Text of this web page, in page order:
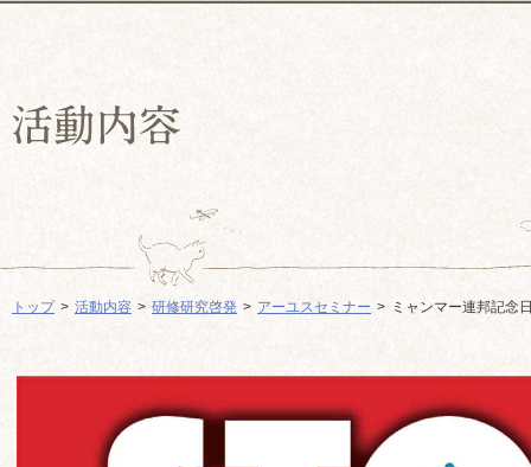
トップ 活動内容 研修研究啓発 アーユスセミナー ミャンマー連邦記念